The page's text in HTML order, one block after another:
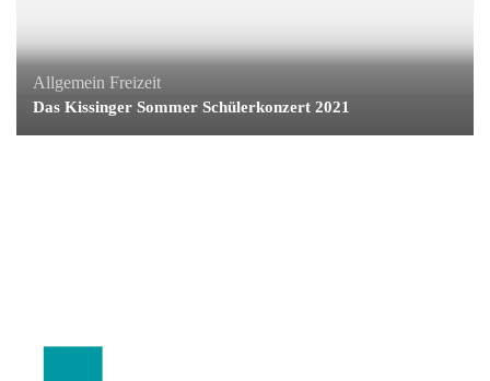
Allgemein Freizeit
Das Kissinger Sommer Schülerkonzert 2021